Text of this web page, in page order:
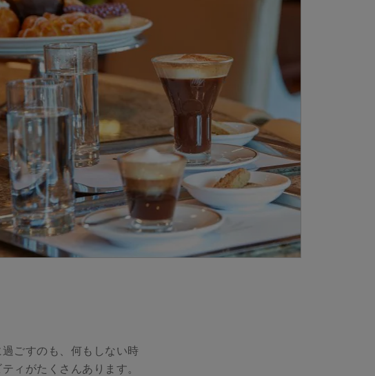
ごすのも、何もしない時
ィがたくさんあります。